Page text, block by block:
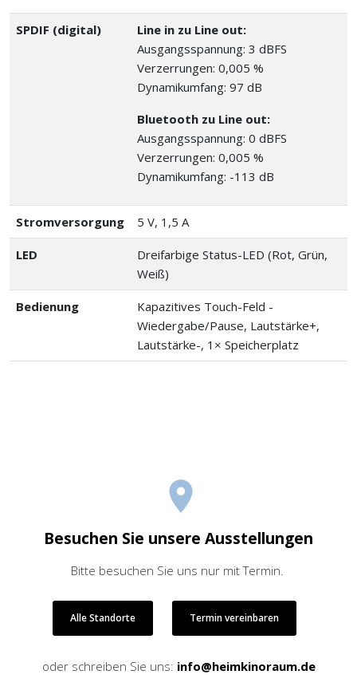
SPDIF (digital)
Line in zu Line out:
Ausgangsspannung: 3 dBFS
Verzerrungen: 0,005 %
Dynamikumfang: 97 dB
Bluetooth zu Line out:
Ausgangsspannung: 0 dBFS
Verzerrungen: 0,005 %
Dynamikumfang: -113 dB
Stromversorgung 5 V, 1,5 A
LED
Dreifarbige Status-LED (Rot, Grün,
Weiß)
Bedienung
Kapazitives Touch-Feld -
Wiedergabe/Pause, Lautstärke+,
Lautstärke-, 1× Speicherplatz
Besuchen Sie unsere Ausstellungen
Bitte besuchen Sie uns nur mit Termin.
Alle Standorte Termin vereinbaren
oder schreiben Sie uns: info@heimkinoraum.de